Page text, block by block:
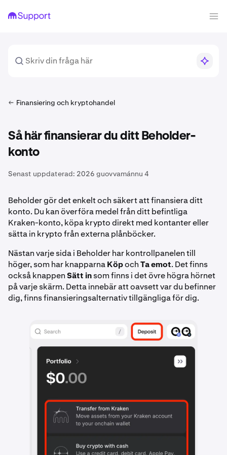
Finansiering och kryptohandel
Så här finansierar du ditt Beholder-
konto
Senast uppdaterad: 2026 guovvamánnu 4
Beholder gör det enkelt och säkert att finansiera ditt
konto. Du kan överföra medel från ditt befintliga
Kraken-konto, köpa krypto direkt med kontanter eller
sätta in krypto från externa plånböcker.
Nästan varje sida i Beholder har kontrollpanelen till
höger, som har knapparnaKöpochTa emot. Det finns
också knappenSätt insom finns i det övre högra hörnet
på varje skärm. Detta innebär att oavsett var du befinner
dig, finns finansieringsalternativ tillgängliga för dig.